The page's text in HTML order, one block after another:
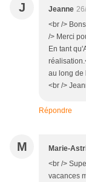
J Jeanne
<br />
/> Merci
En tant
au long de
<br />
Répondre
M Marie-
<br />
vacances